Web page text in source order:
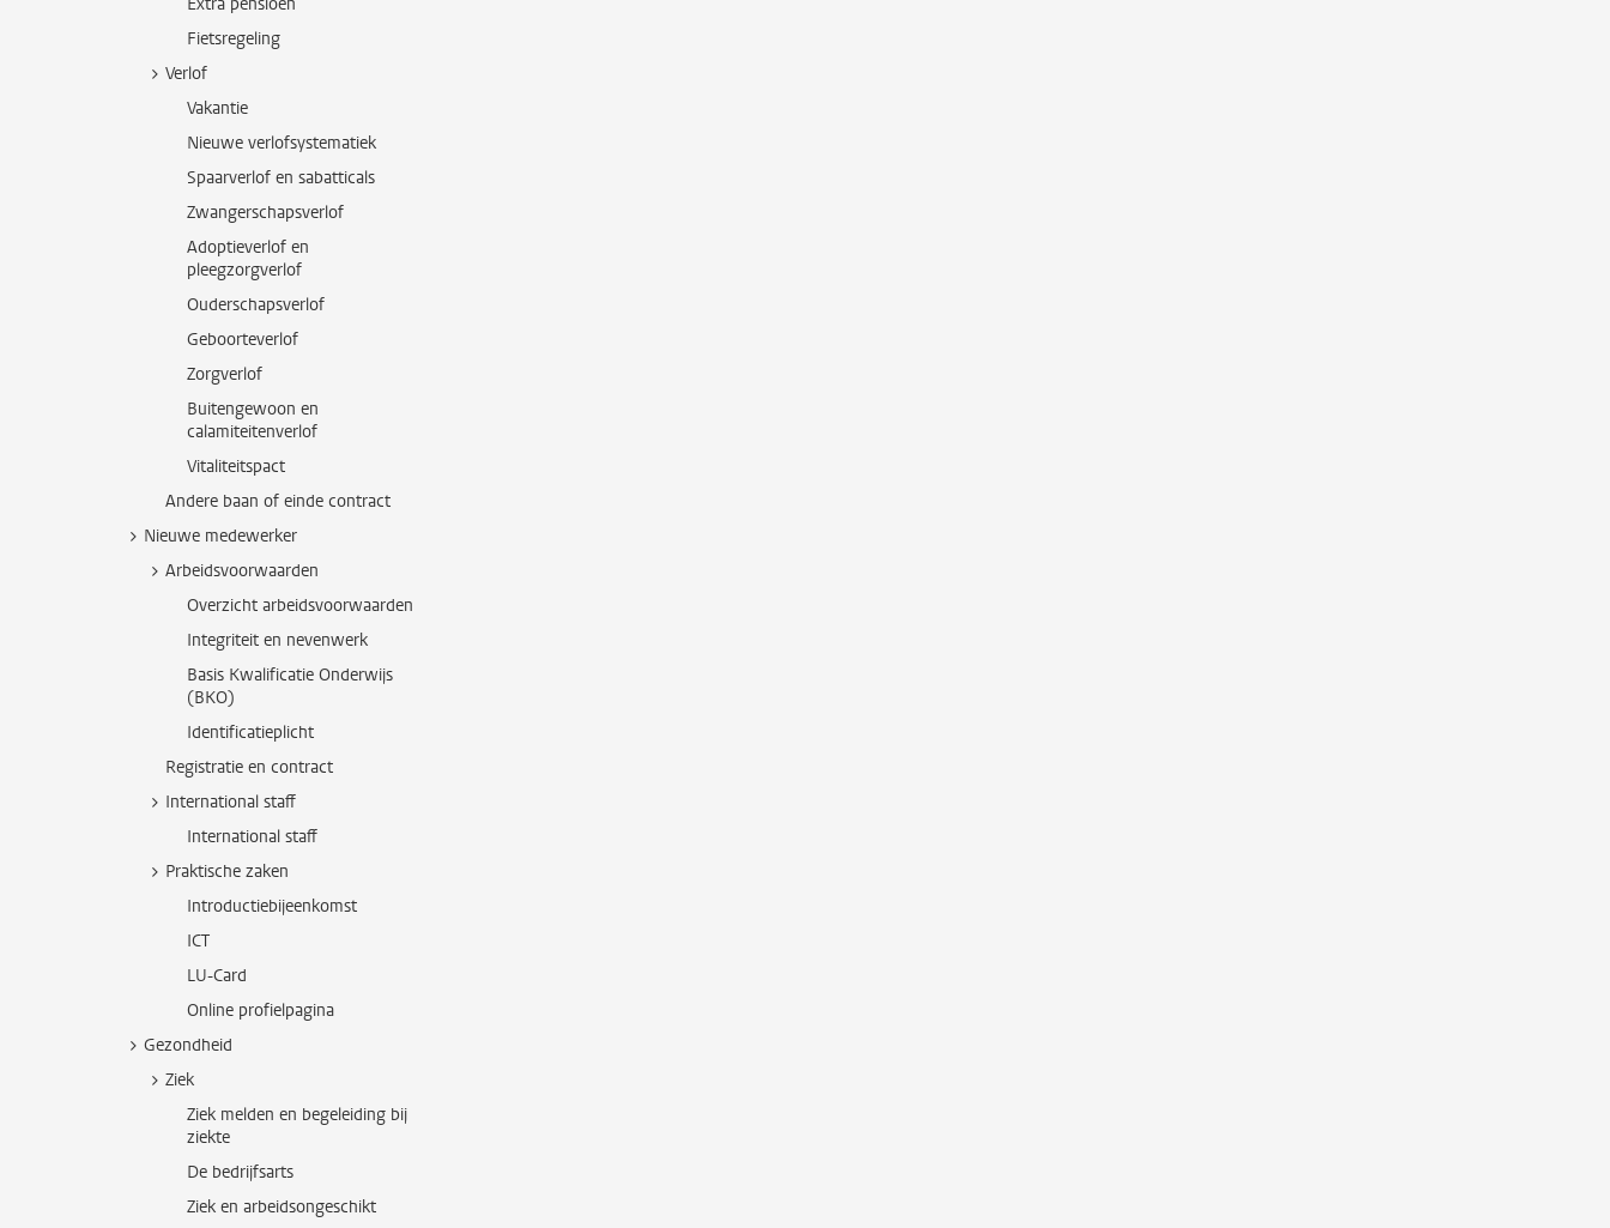
Fietsregeling
Verlof
Vakantie
Nieuwe verlofsystematiek
Spaarverlof en sabatticals
Zwangerschapsverlof
Adoptieverlof en
pleegzorgverlof
Ouderschapsverlof
Geboorteverlof
Zorgverlof
Buitengewoon en
calamiteitenverlof
Vitaliteitspact
Andere baan of einde contract
Nieuwe medewerker
Arbeidsvoorwaarden
Overzicht arbeidsvoorwaarden
Integriteit en nevenwerk
Basis Kwalificatie Onderwijs
(BKO)
Identificatieplicht
Registratie en contract
International staff
International staff
Praktische zaken
Introductiebijeenkomst
ICT
LU-Card
Online profielpagina
Gezondheid
Ziek
Ziek melden en begeleiding bij
ziekte
De bedrijfsarts
Ziek en arbeidsongeschikt